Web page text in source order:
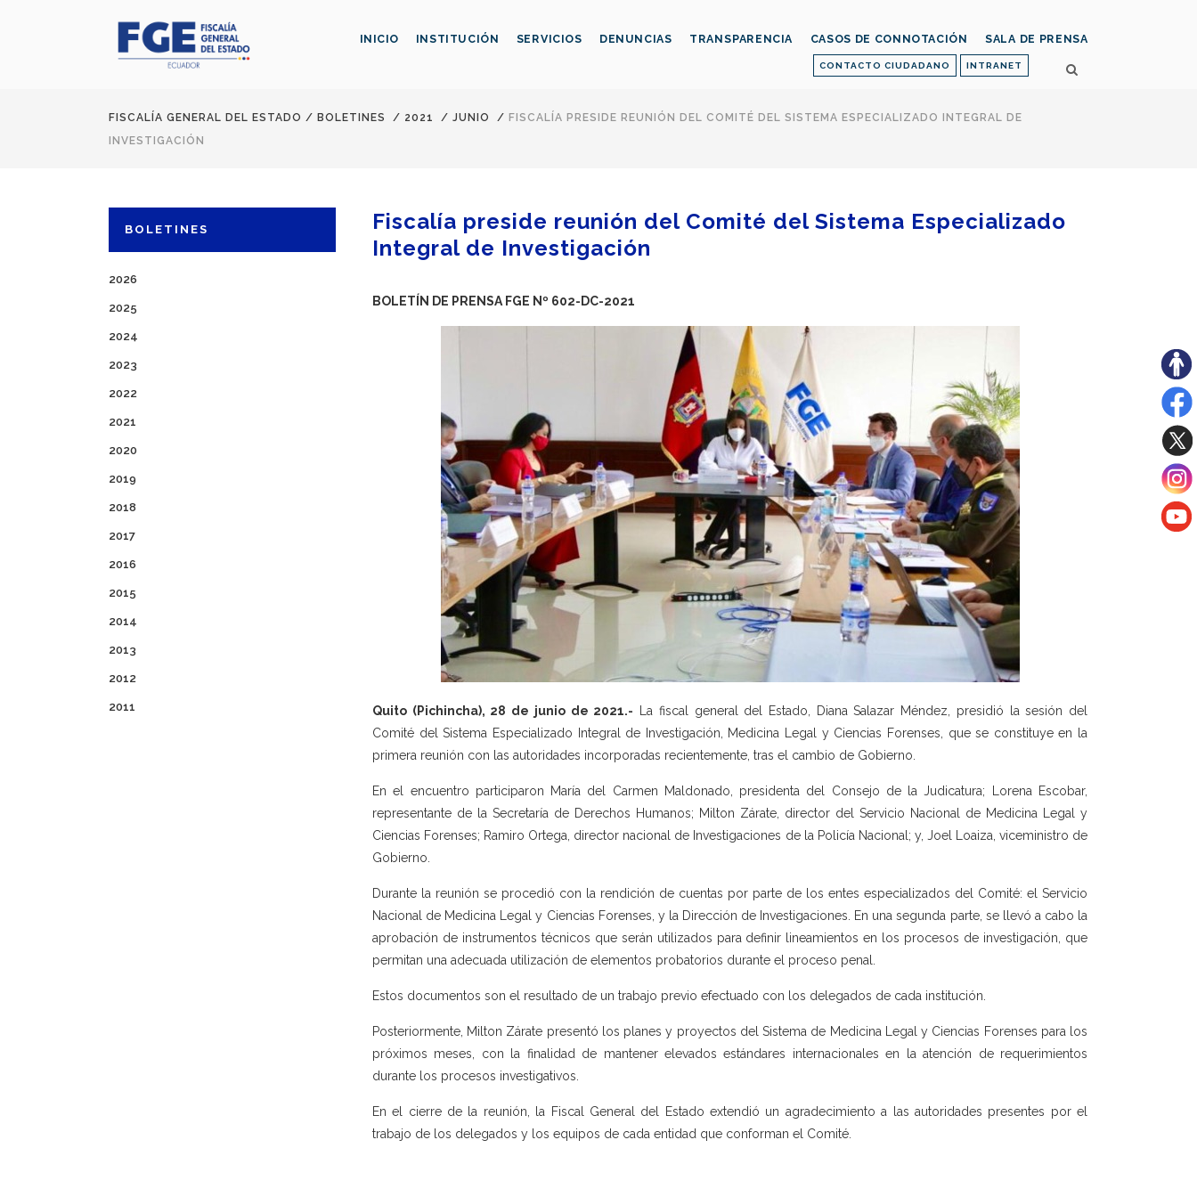
CONTACTO CIUDADANO INTRANET
INICIO INSTITUCIÓN SERVICIOS DENUNCIAS TRANSPARENCIA CASOS DE CONNOTACIÓN SALA DE PRENSA
FISCALÍA GENERAL DEL ESTADO / BOLETINES / 2021 / JUNIO / FISCALÍA PRESIDE REUNIÓN DEL COMITÉ DEL SISTEMA ESPECIALIZADO INTEGRAL DE
INVESTIGACIÓN
BOLETINES
2026
2025
2024
2023
2022
2021
2020
2019
2018
2017
2016
2015
2014
2013
2012
2011
Fiscalía preside reunión del Comité del Sistema Especializado
Integral de Investigación
BOLETÍN DE PRENSA FGE Nº 602-DC-2021
Quito (Pichincha), 28 de junio de 2021.- La fiscal general del Estado, Diana Salazar Méndez, presidió la sesión del
Comité del Sistema Especializado Integral de Investigación, Medicina Legal y Ciencias Forenses, que se constituye en la
primera reunión con las autoridades incorporadas recientemente, tras el cambio de Gobierno.
En el encuentro participaron María del Carmen Maldonado, presidenta del Consejo de la Judicatura; Lorena Escobar,
representante de la Secretaría de Derechos Humanos; Milton Zárate, director del Servicio Nacional de Medicina Legal y
Ciencias Forenses; Ramiro Ortega, director nacional de Investigaciones de la Policía Nacional; y, Joel Loaiza, viceministro de
Gobierno.
Durante la reunión se procedió con la rendición de cuentas por parte de los entes especializados del Comité: el Servicio
Nacional de Medicina Legal y Ciencias Forenses, y la Dirección de Investigaciones. En una segunda parte, se llevó a cabo la
aprobación de instrumentos técnicos que serán utilizados para definir lineamientos en los procesos de investigación, que
permitan una adecuada utilización de elementos probatorios durante el proceso penal.
Estos documentos son el resultado de un trabajo previo efectuado con los delegados de cada institución.
Posteriormente, Milton Zárate presentó los planes y proyectos del Sistema de Medicina Legal y Ciencias Forenses para los
próximos meses, con la finalidad de mantener elevados estándares internacionales en la atención de requerimientos
durante los procesos investigativos.
En el cierre de la reunión, la Fiscal General del Estado extendió un agradecimiento a las autoridades presentes por el
trabajo de los delegados y los equipos de cada entidad que conforman el Comité.